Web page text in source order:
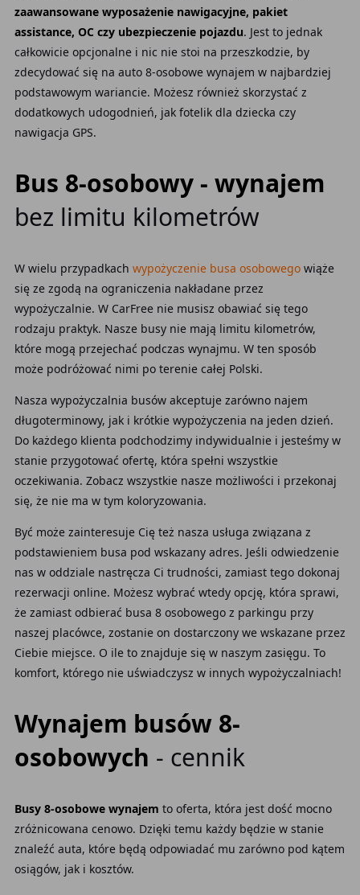
zaawansowane wyposażenie nawigacyjne, pakiet
assistance, OC czy ubezpieczenie pojazdu. Jest to jednak
całkowicie opcjonalne i nic nie stoi na przeszkodzie, by
zdecydować się na auto 8-osobowe wynajem w najbardziej
podstawowym wariancie. Możesz również skorzystać z
dodatkowych udogodnień, jak fotelik dla dziecka czy
nawigacja GPS.
Bus 8-osobowy - wynajem
bez limitu kilometrów
W wielu przypadkach wypożyczenie busa osobowegowiąże
się ze zgodą na ograniczenia nakładane przez
wypożyczalnie. W CarFree nie musisz obawiać się tego
rodzaju praktyk. Nasze busy nie mają limitu kilometrów,
które mogą przejechać podczas wynajmu. W ten sposób
może podróżować nimi po terenie całej Polski.
Nasza wypożyczalnia busów akceptuje zarówno najem
długoterminowy, jak i krótkie wypożyczenia na jeden dzień.
Do każdego klienta podchodzimy indywidualnie i jesteśmy w
stanie przygotować ofertę, która spełni wszystkie
oczekiwania. Zobacz wszystkie nasze możliwości i przekonaj
się, że nie ma w tym koloryzowania.
Być może zainteresuje Cię też nasza usługa związana z
podstawieniem busa pod wskazany adres. Jeśli odwiedzenie
nas w oddziale nastręcza Ci trudności, zamiast tego dokonaj
rezerwacji online. Możesz wybrać wtedy opcję, która sprawi,
że zamiast odbierać busa 8 osobowego z parkingu przy
naszej placówce, zostanie on dostarczony we wskazane przez
Ciebie miejsce. O ile to znajduje się w naszym zasięgu. To
komfort, którego nie uświadczysz w innych wypożyczalniach!
Wynajem busów 8-
osobowych - cennik
Busy 8-osobowe wynajem to oferta, która jest dość mocno
zróżnicowana cenowo. Dzięki temu każdy będzie w stanie
znaleźć auta, które będą odpowiadać mu zarówno pod kątem
osiągów, jak i kosztów.